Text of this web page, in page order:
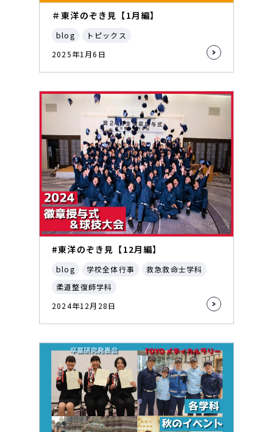
＃東洋のぞき見【1月編】
blog
トピックス
2025年1月6日
#東洋のぞき見【12月編】
blog 学校全体行事
救急救命士学科
柔道整復師学科
2024年12月28日